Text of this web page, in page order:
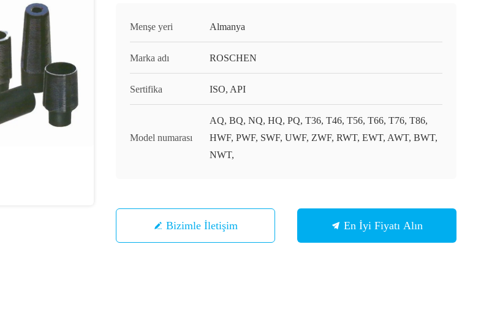
Menşe yeri Almanya
Marka adı ROSCHEN
Sertifika ISO, API
Model numarası
AQ, BQ, NQ, HQ, PQ, T36, T46, T56, T66, T76, T86,
HWF, PWF, SWF, UWF, ZWF, RWT, EWT, AWT, BWT,
NWT,
Bizimle İletişim En İyi Fiyatı Alın